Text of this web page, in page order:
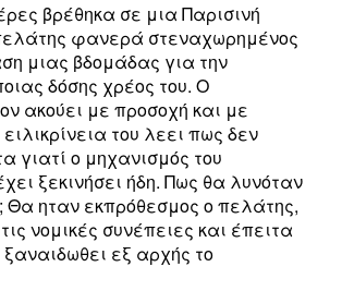
βρέθηκα σε μια Παρισινή
φανερά στεναχωρημένος
μιας βδομάδας για την
δόσης χρέος του. Ο
ακούει με προσοχή και με
του λεει πως δεν
γιατί ο μηχανισμός του
ξεκινήσει ήδη. Πως θα λυνόταν
Θα ηταν εκπρόθεσμος ο πελάτης,
νομικές συνέπειες και έπειτα
εξ αρχής το